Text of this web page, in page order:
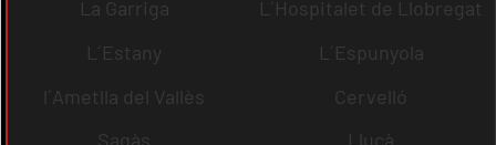
La Garriga
L´Hospitalet de Llobregat
L´Estany
L´Espunyola
l´Ametlla del Vallès
Cervelló
Sagàs
Lluçà